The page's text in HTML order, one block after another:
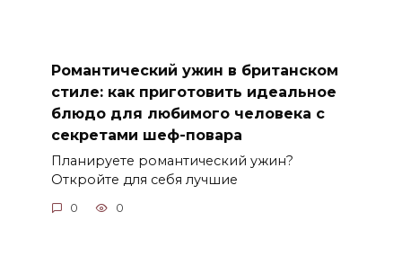
Романтический ужин в британском
стиле: как приготовить идеальное
блюдо для любимого человека с
секретами шеф-повара
Планируете романтический ужин?
Откройте для себя лучшие
0 0